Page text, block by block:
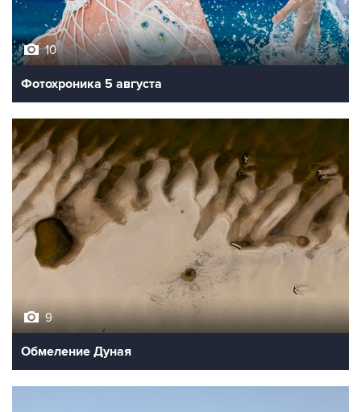
10
Фотохроника 5 августа
9
Обмеление Дуная